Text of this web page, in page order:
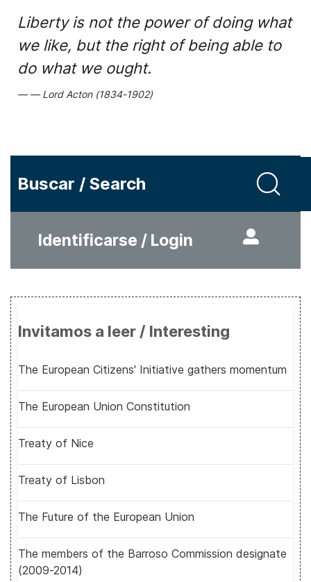
Liberty is not the power of doing what
we like, but the right of being able to
do what we ought.
Lord Acton (1834-1902)
Buscar / Search
Identificarse / Login
Invitamos a leer / Interesting
The European Citizens' Initiative gathers momentum
The European Union Constitution
Treaty of Nice
Treaty of Lisbon
The Future of the European Union
The members of the Barroso Commission designate
(2009-2014)